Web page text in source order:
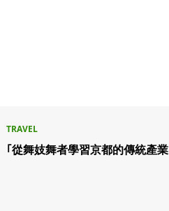
｢從舞妓舞者學習京都的傳統產